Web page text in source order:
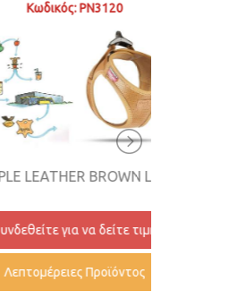
PN3120
BROWN LRG
για να δείτε τιμή
Προϊόντος